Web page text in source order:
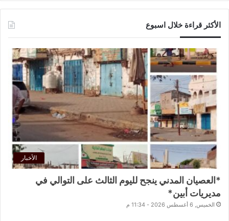
الأكثر قراءة خلال اسبوع
الأخبار
*العصيان المدني ينجح لليوم الثالث على التوالي في
مديريات أبين*
الخميس, 6 أغسطس 2026 - 11:34 م